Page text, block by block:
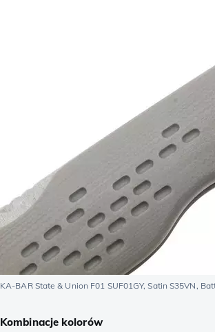
KA-BAR State & Union F01 SUF01GY, Satin S35VN,
Kombinacje kolorów